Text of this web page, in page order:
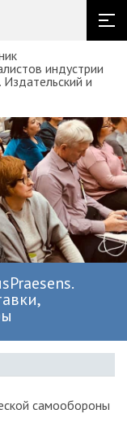
индустрии
и
самообороны